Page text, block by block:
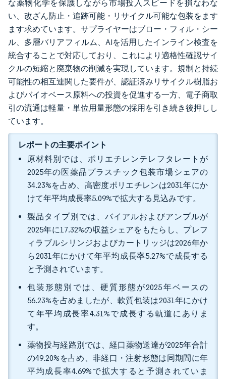
な薬物化学を保護しながら市場投入スピードを損なわな
い、改ざん防止・追跡可能・リサイクル可能な包装をます
ます求めています。サプライヤーはブロー・フィル・シー
ル、多層バリアフィルム、AIを活用したインライン検査を
統合することで対応しており、これにより適格性確認サイ
クルの短縮と廃棄物の削減を実現しています。規制と持続
可能性の相互連関した要件が、認証済みリサイクル樹脂お
よびバイオベース原料への投資を促進する一方、電子商取
引の流通は軽量・単位用量形態の採用を引き続き後押しし
ています。
レポートの主要ポイント
原材料別では、ポリエチレンテレフタレートが
2025年の医薬品プラスチック包装市場シェアの
34.23%を占め、高密度ポリエチレンは2031年にか
けて年平均成長率5.09%で拡大する見込みです。
製品タイプ別では、バイアルおよびアンプルが
2025年に17.32%の収益シェアをもたらし、プレフ
ィラブルシリンジおよびカートリッジは2026年か
ら2031年にかけて年平均成長率5.27%で成長する
と予測されています。
包装形態別では、硬質形態が2025年ベースの
56.23%を占めましたが、軟質包装は2031年にかけ
て年平均成長率4.31%で成長する軌道にありま
す。
薬物投与経路別では、経口薬物送達が2025年合計
の49.20%を占め、非経口・注射形態は同期間に年
平均成長率4.69%で拡大すると予測されていま